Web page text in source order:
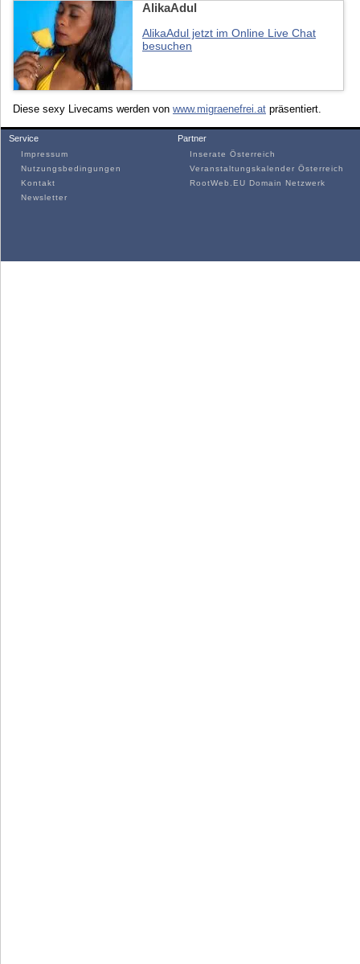
AlikaAdul
AlikaAdul jetzt im Online Live Chat
besuchen
Diese sexy Livecams werden von www.migraenefrei.at präsentiert.
Service
Impressum
Nutzungsbedingungen
Kontakt
Newsletter
Partner
Inserate Österreich
Veranstaltungskalender Österreich
RootWeb.EU Domain Netzwerk